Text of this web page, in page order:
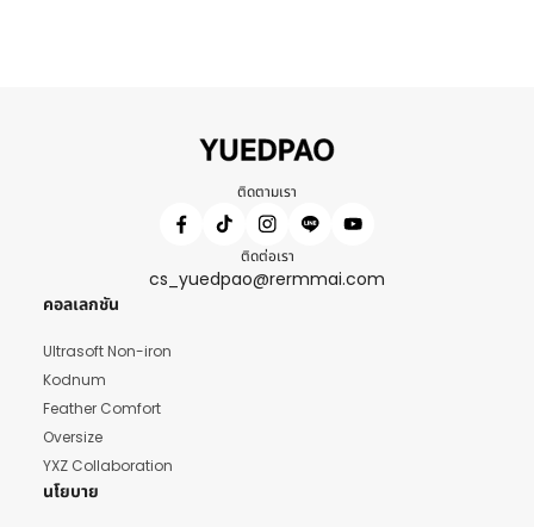
ติดตามเรา
ติดต่อเรา
cs_yuedpao@rermmai.com
คอลเลกชัน
Ultrasoft Non-iron
Kodnum
Feather Comfort
Oversize
YXZ Collaboration
นโยบาย